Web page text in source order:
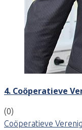
4. Coöperatieve
(0)
Coöperatieve